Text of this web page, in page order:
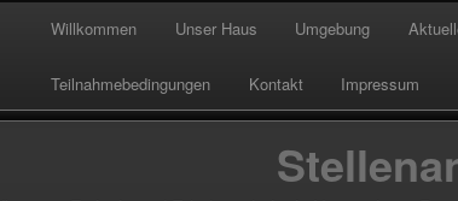
Rennsteig
Zum Inhalt wechseln
Zum sekundären Inhalt wechseln
Willkommen Unser Haus Umgebung
Teilnahmebedingungen Kontakt Impressum